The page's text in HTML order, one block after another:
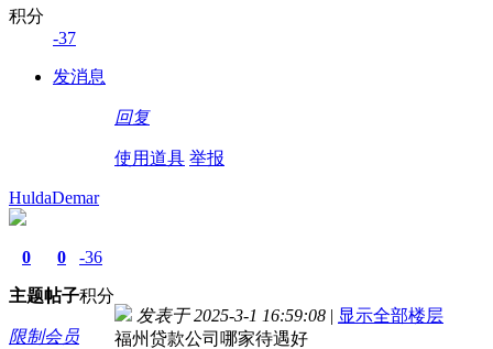
积分
-37
发消息
回复
使用道具 举报
HuldaDemar
0
主题
0
帖子
-36
积分
限制会员
发表于 2025-3-1 16:59:08 | 显示全部楼层
福州贷款公司哪家待遇好